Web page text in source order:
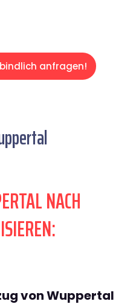
anfragen!
NACH
von Wuppertal